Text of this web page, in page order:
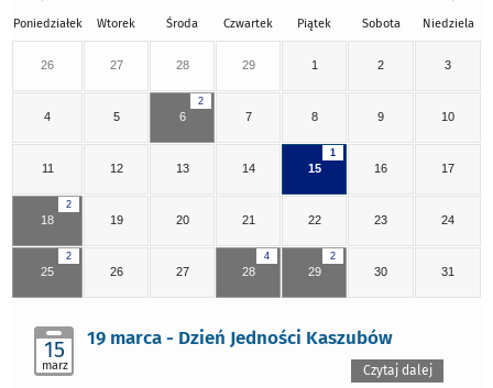
Poniedziałek Wtorek Środa Czwartek Piątek Sobota Niedziela
26 27 28 29 1 2 3
4 5
2
6 7 8 9 10
11 12 13 14
1
15 16 17
2
18 19 20 21 22 23 24
2
25 26 27
4
28
2
29 30 31
15
marz
19 marca - Dzień Jedności Kaszubów
Czytaj dalej